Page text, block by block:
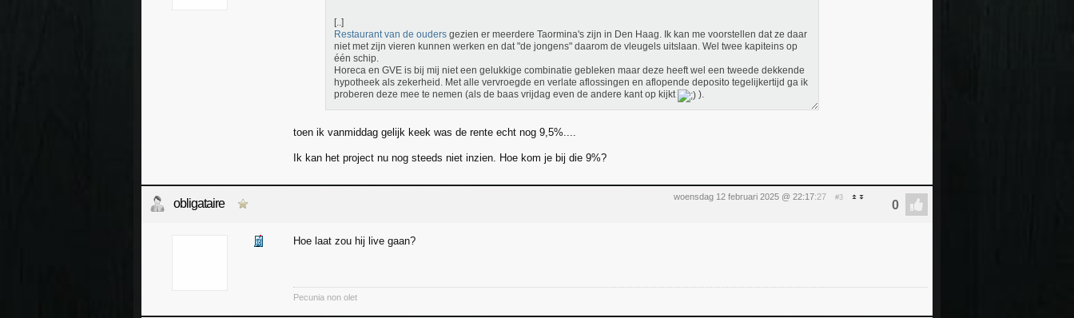
[..]
Restaurant van de ouders gezien er meerdere Taormina's zijn in Den Haag. Ik kan me voorstellen dat ze daar
niet met zijn vieren kunnen werken en dat "de jongens" daarom de vleugels uitslaan. Wel twee kapiteins op
één schip.
Horeca en GVE is bij mij niet een gelukkige combinatie gebleken maar deze heeft wel een tweede dekkende
hypotheek als zekerheid. Met alle vervroegde en verlate aflossingen en aflopende deposito tegelijkertijd ga ik
proberen deze mee te nemen (als de baas vrijdag even de andere kant op kijkt
).
toen ik vanmiddag gelijk keek was de rente echt nog 9,5%....
Ik kan het project nu nog steeds niet inzien. Hoe kom je bij die 9%?
woensdag 12 februari 2025 @ 22:17:27 #3
obligataire
Hoe laat zou hij live gaan?
Pecunia non olet